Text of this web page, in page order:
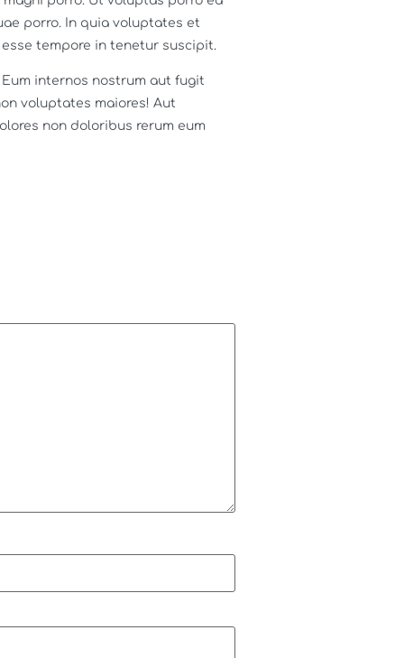
porro. In quia voluptates et
tempore in tenetur suscipit.
internos nostrum aut fugit
voluptates maiores! Aut
non doloribus rerum eum